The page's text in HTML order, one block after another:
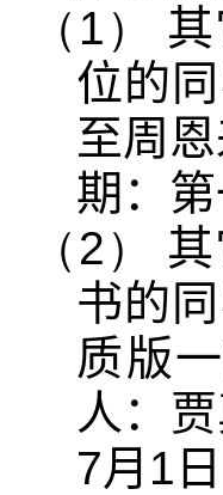
（1）
位的
至周
期：第
（2）
书的
质版
人：
7月 1